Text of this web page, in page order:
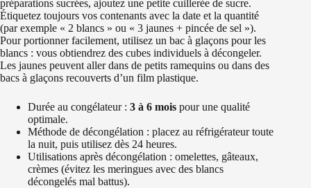
préparations sucrées, ajoutez une petite cuillerée de sucre.
Étiquetez toujours vos contenants avec la date et la quantité
(par exemple « 2 blancs » ou « 3 jaunes + pincée de sel »).
Pour portionner facilement, utilisez un bac à glaçons pour les
blancs : vous obtiendrez des cubes individuels à décongeler.
Les jaunes peuvent aller dans de petits ramequins ou dans des
bacs à glaçons recouverts d’un film plastique.
Durée au congélateur : 3 à 6 mois pour une qualité
optimale.
Méthode de décongélation : placez au réfrigérateur toute
la nuit, puis utilisez dès 24 heures.
Utilisations après décongélation : omelettes, gâteaux,
crèmes (évitez les meringues avec des blancs
décongelés mal battus).